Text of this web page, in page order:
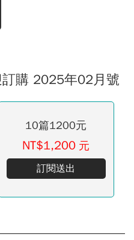
購 2025年02月號
10篇1200元
NT$1,200 元
訂閱送出